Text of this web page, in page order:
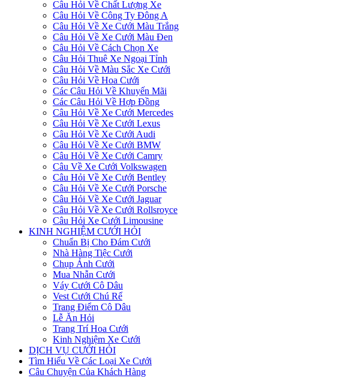
Câu Hỏi Về Chất Lượng Xe
Câu Hỏi Về Công Ty Đông A
Câu Hỏi Về Xe Cưới Màu Trắng
Câu Hỏi Về Xe Cưới Màu Đen
Câu Hỏi Về Cách Chọn Xe
Câu Hỏi Thuê Xe Ngoại Tỉnh
Câu Hỏi Về Màu Sắc Xe Cưới
Câu Hỏi Về Hoa Cưới
Các Câu Hỏi Về Khuyến Mãi
Các Câu Hỏi Về Hợp Đồng
Câu Hỏi Về Xe Cưới Mercedes
Câu Hỏi Về Xe Cưới Lexus
Câu Hỏi Về Xe Cưới Audi
Câu Hỏi Về Xe Cưới BMW
Câu Hỏi Về Xe Cưới Camry
Câu Về Xe Cưới Volkswagen
Câu Hỏi Về Xe Cưới Bentley
Câu Hỏi Về Xe Cưới Porsche
Câu Hỏi Về Xe Cưới Jaguar
Câu Hỏi Về Xe Cưới Rollsroyce
Câu Hỏi Xe Cưới Limousine
KINH NGHIỆM CƯỚI HỎI
Chuẩn Bị Cho Đám Cưới
Nhà Hàng Tiệc Cưới
Chụp Ảnh Cưới
Mua Nhẫn Cưới
Váy Cưới Cô Dâu
Vest Cưới Chú Rể
Trang Điểm Cô Dâu
Lễ Ăn Hỏi
Trang Trí Hoa Cưới
Kinh Nghiệm Xe Cưới
DỊCH VỤ CƯỚI HỎI
Tìm Hiểu Về Các Loại Xe Cưới
Câu Chuyện Của Khách Hàng